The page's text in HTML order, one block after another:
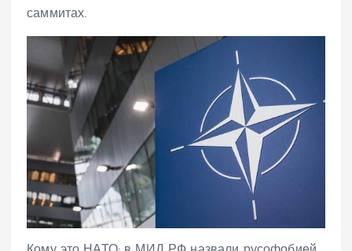
саммитах.